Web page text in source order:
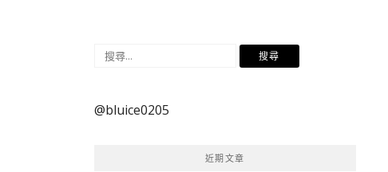
搜
鍵
@bluice0205
近期文章